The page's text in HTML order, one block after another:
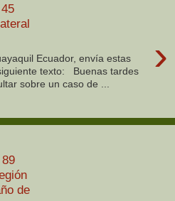
›
Ecuador, envía estas
texto: Buenas tardes
sobre un caso de ...
de